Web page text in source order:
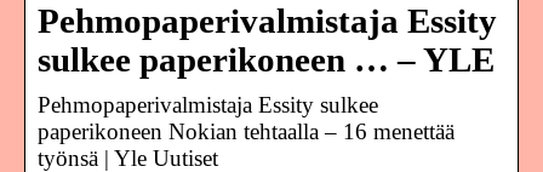
Pehmopaperivalmistaja Essity
sulkee paperikoneen … – YLE
Pehmopaperivalmistaja Essity sulkee
paperikoneen Nokian tehtaalla – 16 menettää
työnsä | Yle Uutiset